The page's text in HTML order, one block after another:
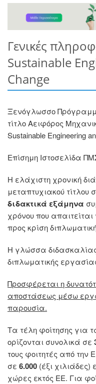
Γενικές
Sustainable
Change
Ξενόγλωσσο
τίτλο Αειφόρος
Sustainable Engineering
Επίσημη Ιστοσελίδα
Η ελάχιστη χρονική
μεταπτυχιακού τίτλου
διδακτικά εξάμηνα
χρόνου που
προς κρίση
Η γλώσσα διδασκαλίας
διπλωματικής
Προσφέρεται η
αποστάσεως μέσω
παρουσία.
Τα τέλη φοίτησης για
ορίζονται συνολικά σε
τους φοιτητές από την
σε 6.000 (έξι χιλιάδες)
χώρες εκτός ΕΕ. Για